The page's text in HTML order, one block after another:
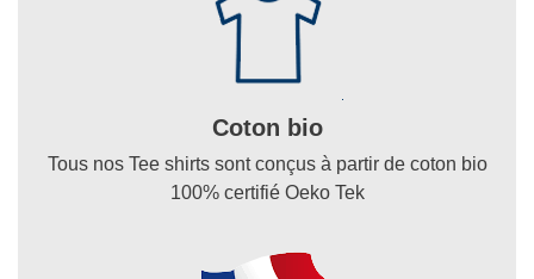
Coton bio
Tous nos Tee shirts sont conçus à partir de coton bio
100% certifié Oeko Tek